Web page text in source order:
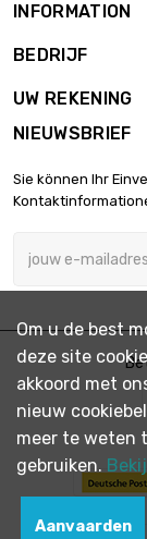
lengte : 1
diameter
lengte : 1
lengte :
diameter
lengte :
diameter
INFORMATION
BEDRIJF
UW REKENING
NIEUWSBRIEF
Sie können Ihr
Om u de best
deze site
akkoord met
nieuw
meer te weten
gebruiken.
Aanvaarden